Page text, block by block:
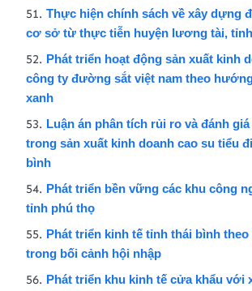
Thực hiện chính sách về xây dựng
cơ sở từ thực tiễn huyện lương tài,
Phát triển hoạt động sản xuất kinh
công ty đường sắt việt nam theo
xanh
Luận án phân tích rủi ro và đánh
trong sản xuất kinh doanh cao su tiểu
bình
Phát triển bền vững các khu công
tỉnh phú thọ
Phát triển kinh tế tỉnh thái bình
trong bối cảnh hội nhập
Phát triển khu kinh tế cửa khẩu với